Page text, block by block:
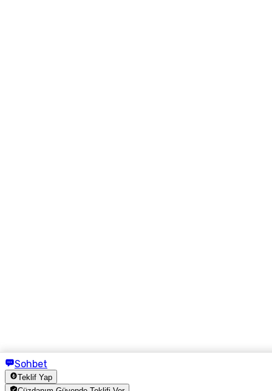
Sohbet
Teklif Yap